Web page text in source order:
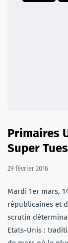
Primaires
Super
29 février 2016
Mardi 1er mars,
républicaines et
scrutin
Etats-Unis :